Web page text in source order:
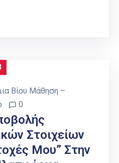
Βίου Μάθηση –
0
Στοιχείων
Μου” Στην